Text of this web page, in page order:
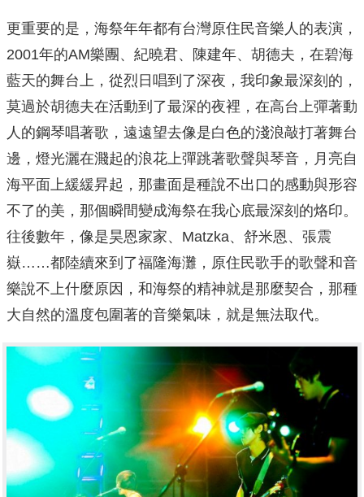
更重要的是，海祭年年都有台灣原住民音樂人的表演，
2001年的AM樂團、紀曉君、陳建年、胡德夫，在碧海
藍天的舞台上，從烈日唱到了深夜，我印象最深刻的，
莫過於胡德夫在活動到了最深的夜裡，在高台上彈著動
人的鋼琴唱著歌，遠遠望去像是白色的淺浪敲打著舞台
邊，燈光灑在濺起的浪花上彈跳著歌聲與琴音，月亮自
海平面上緩緩昇起，那畫面是種說不出口的感動與形容
不了的美，那個瞬間變成海祭在我心底最深刻的烙印。
往後數年，像是昊恩家家、Matzka、舒米恩、張震
嶽……都陸續來到了福隆海灘，原住民歌手的歌聲和音
樂說不上什麼原因，和海祭的精神就是那麼契合，那種
大自然的溫度包圍著的音樂氣味，就是無法取代。